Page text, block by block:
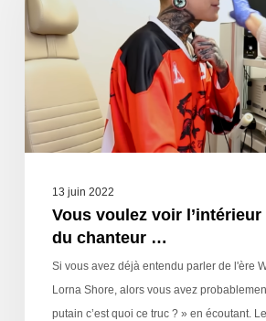
13 juin 2022
Vous voulez voir
du chanteur …
Si vous avez déjà entendu parler de l'ère
Lorna Shore, alors vous avez
putain c’est quoi ce truc ? » en écoutant.